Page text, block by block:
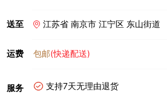
送至 江苏省 南京市 江宁区 东山街道
运费 包邮(快递配送)
服务 支持7天无理由退货